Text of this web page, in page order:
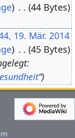
44 Bytes
19. Mär. 2014
45 Bytes
“